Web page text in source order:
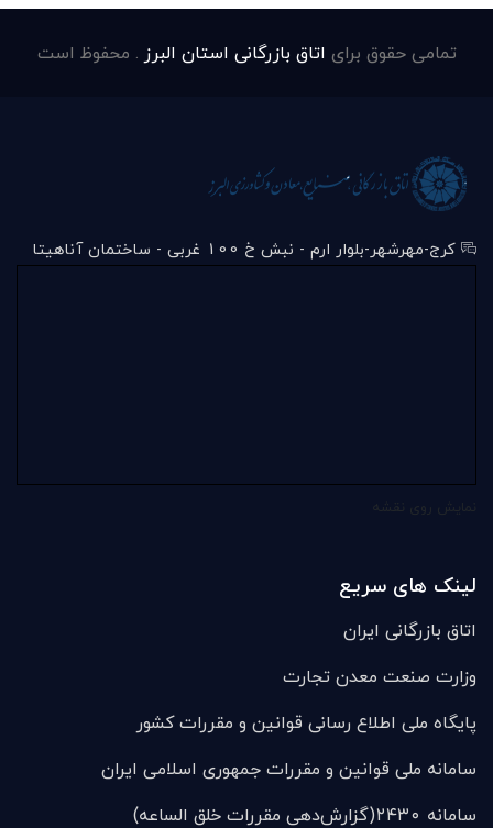
تمامی حقوق برای اتاق بازرگانی استان البرز . محفوظ است
کرج-مهرشهر-بلوار ارم - نبش خ 100 غربی - ساختمان آناهیتا
لینک های سریع
اتاق بازرگانی ایران
وزارت صنعت معدن تجارت
پایگاه ملی اطلاع رسانی قوانین و مقررات کشور
سامانه ملی قوانين و مقررات جمهوری اسلامی ایران
سامانه ۲۴۳۰(گزارش‌دهی مقررات خلق الساعه)